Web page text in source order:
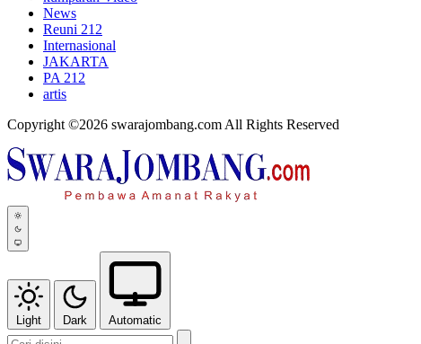
News
Reuni 212
Internasional
JAKARTA
PA 212
artis
Copyright ©2026 swarajombang.com All Rights Reserved
Light Dark Automatic